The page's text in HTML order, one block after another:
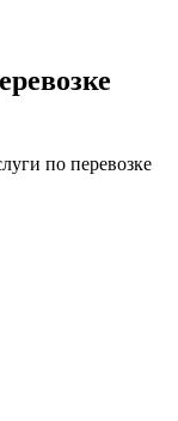
по перевозке